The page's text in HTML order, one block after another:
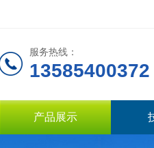
服务热线：
13585400372
产品展示